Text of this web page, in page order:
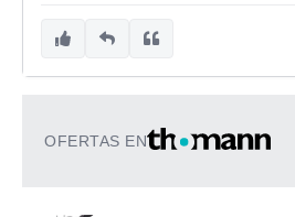
OFERTAS EN